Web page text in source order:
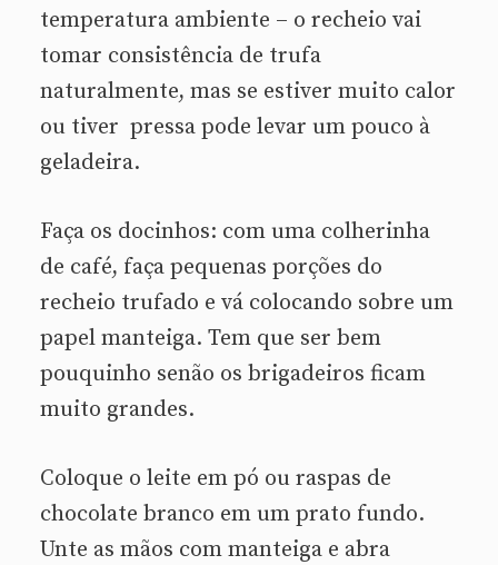
temperatura ambiente – o recheio vai
tomar consistência de trufa
naturalmente, mas se estiver muito calor
ou tiver pressa pode levar um pouco à
geladeira.
Faça os docinhos: com uma colherinha
de café, faça pequenas porções do
recheio trufado e vá colocando sobre um
papel manteiga. Tem que ser bem
pouquinho senão os brigadeiros ficam
muito grandes.
Coloque o leite em pó ou raspas de
chocolate branco em um prato fundo.
Unte as mãos com manteiga e abra